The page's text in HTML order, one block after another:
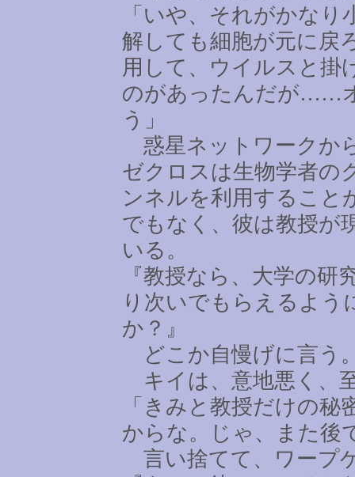
「いや、それがかな
解しても細胞が元に戻
用して、ウイルスと掛
のがあったんだが……
う」
惑星ネットワークか
ゼクロスは生物学者の
ンネルを利用すること
でもなく、彼は教授が
いる。
『教授なら、大学の
り次いでもらえるよう
か？』
どこか自慢げに言う
キイは、意地悪く、
「きみと教授だけの
からな。じゃ、また後
言い捨てて、ワープ